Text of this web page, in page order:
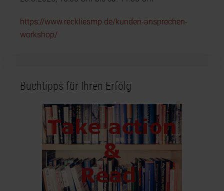
https://www.reckliesmp.de/kunden-ansprechen-
workshop/
Buchtipps für Ihren Erfolg